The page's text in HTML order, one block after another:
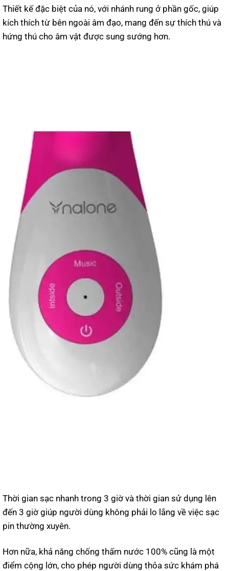
Thiết kế đặc biệt của nó, với nhánh rung ở phần gốc, giúp
kích thích từ bên ngoài âm đạo, mang đến sự thích thú và
hứng thú cho âm vật được sung sướng hơn.
Thời gian sạc nhanh trong 3 giờ và thời gian sử dụng lên
đến 3 giờ giúp người dùng không phải lo lắng về việc sạc
pin thường xuyên.
Hơn nữa, khả năng chống thấm nước 100% cũng là một
điểm cộng lớn, cho phép người dùng thỏa sức khám phá